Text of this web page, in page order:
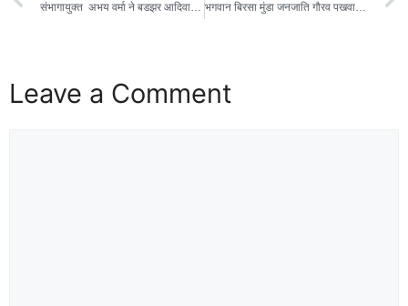
संभागायुक्त अभय वर्मा ने बडझर आदिवासी बालक आश्रम का किया औचक निरीक्षण,मूलभूत सुविधाओं के संबंध में उपस्थित बच्चों से की चर्चा भगवान बिरसा मुंडा जनजाति गौरव पखवाड़ा समारोह मनाया गया ,विभिन्न कार्यक्रमो का किया गया आयोजन
Leave a Comment